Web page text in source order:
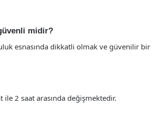
midir?
esnasında dikkatli olmak ve güvenilir bir
ile 2 saat arasında değişmektedir.